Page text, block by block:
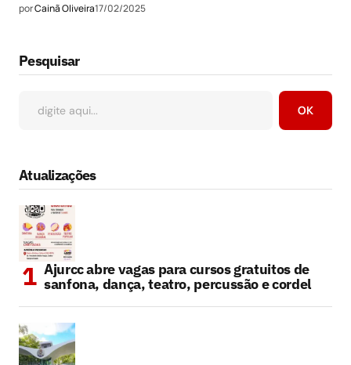
porCainã Oliveira17/02/2025
Pesquisar
OK
Atualizações
Ajurcc abre vagas para cursos gratuitos de
sanfona, dança, teatro, percussão e cordel